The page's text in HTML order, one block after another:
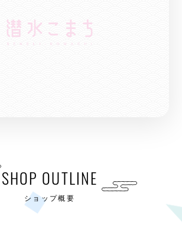
SHOP OUTLINE
ショップ概要